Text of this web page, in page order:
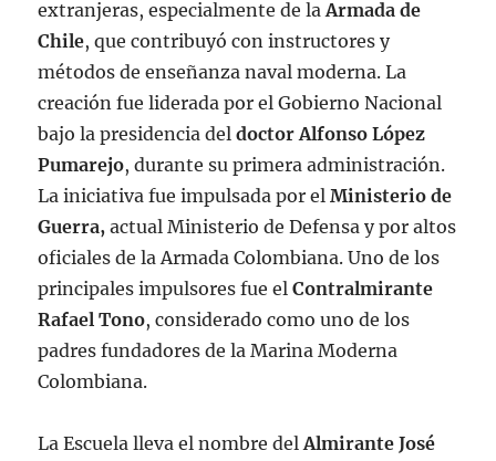
extranjeras, especialmente de laArmada de
Chile, que contribuyó con instructores y
métodos de enseñanza naval moderna. La
creación fue liderada por el Gobierno Nacional
bajo la presidencia deldoctor Alfonso López
Pumarejo, durante su primera administración.
La iniciativa fue impulsada por elMinisterio de
Guerra, actual Ministerio de Defensa y por altos
oficiales de la Armada Colombiana. Uno de los
principales impulsores fue elContralmirante
Rafael Tono, considerado como uno de los
padres fundadores de la Marina Moderna
Colombiana.
La Escuela lleva el nombre delAlmirante José